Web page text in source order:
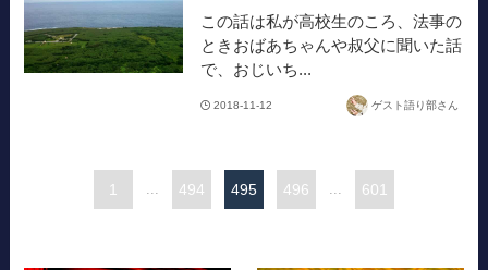
この話は私が高校生のころ、法事の
ときおばあちゃんや叔父に聞いた話
で、おじいち...
2018-11-12 ゲスト語り部さん
1 494 495 496 601